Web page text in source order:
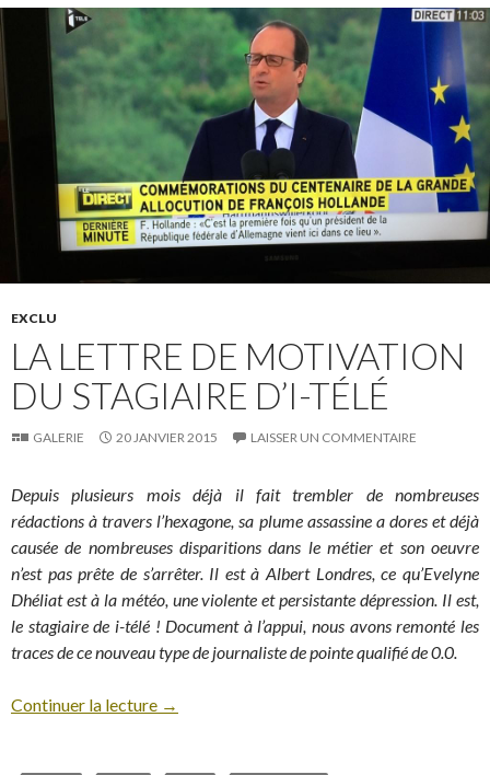
EXCLU
LA LETTRE DE MOTIVATION
DU STAGIAIRE D’I-TÉLÉ
GALERIE 20 JANVIER 2015 LAISSER UN COMMENTAIRE
Depuis plusieurs mois déjà il fait trembler de nombreuses
rédactions à travers l’hexagone, sa plume assassine a dores et déjà
causée de nombreuses disparitions dans le métier et son oeuvre
n’est pas prête de s’arrêter. Il est à Albert Londres, ce qu’Evelyne
Dhéliat est à la météo, une violente et persistante dépression. Il est,
le stagiaire de i-télé ! Document à l’appui, nous avons remonté les
traces de ce nouveau type de journaliste de pointe qualifié de 0.0.
Continuer la lecture →